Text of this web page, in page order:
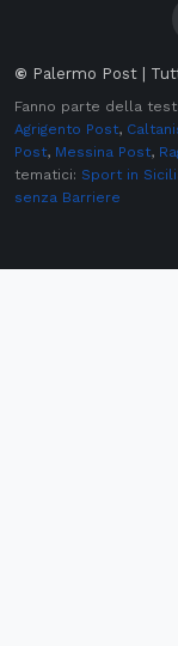
© Palermo Post |
Fanno parte della
Agrigento Post,
Post, Messina Post,
tematici: Sport in
senza Barriere